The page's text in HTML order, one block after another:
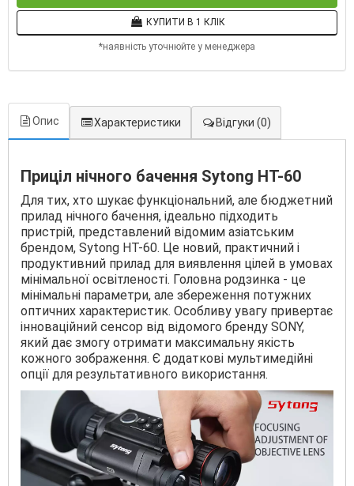
КУПИТИ В 1 КЛІК
*наявність уточнюйте у менеджера
Опис Характеристики Відгуки (0)
Приціл нічного бачення Sytong HT-60
Для тих, хто шукає функціональний, але бюджетний
прилад нічного бачення, ідеально підходить
пристрій, представлений відомим азіатським
брендом, Sytong HT-60. Це новий, практичний і
продуктивний прилад для виявлення цілей в умовах
мінімальної освітленості. Головна родзинка - це
мінімальні параметри, але збереження потужних
оптичних характеристик. Особливу увагу привертає
інноваційний сенсор від відомого бренду SONY,
який дає змогу отримати максимальну якість
кожного зображення. Є додаткові мультимедійні
опції для результативного використання.